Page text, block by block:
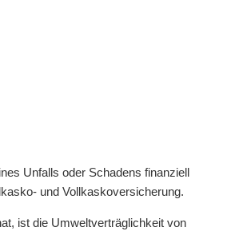
Unfalls oder Schadens finanziell
und Vollkaskoversicherung.
ist die Umweltverträglichkeit von